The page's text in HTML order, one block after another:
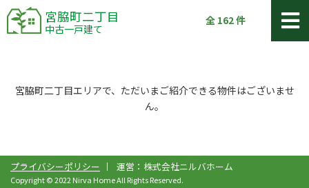
宮脇町二丁目
中古一戸建て
全 162件
宮脇町二丁目エリアで、ただいまご紹介できる物件はございませ
ん。
プライバシーポリシー 運営：株式会社ニルバホーム
Copyright © 2022 Nirva Home All Rights Reserved.